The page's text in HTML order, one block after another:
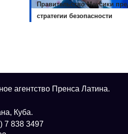
Правительство Мексики
стратегии безопасности
агентство Пренса Латина.
Куба.
7 838 3497